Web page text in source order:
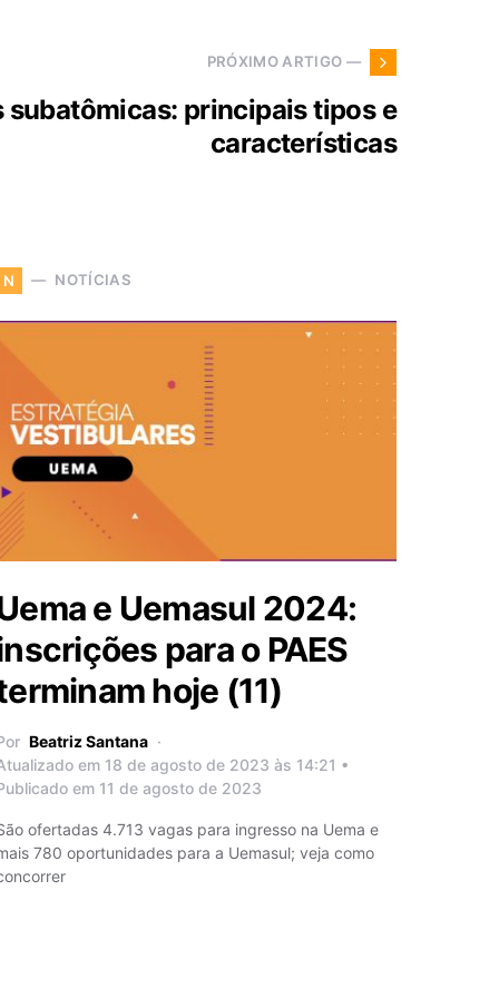
PRÓXIMO ARTIGO —
subatômicas: principais tipos e
características
N NOTÍCIAS
e Uemasul 2024:
para o PAES
hoje (11)
Beatriz Santana
em 18 de agosto de 2023 às 14:21 •
em 11 de agosto de 2023
ofertadas 4.713 vagas para ingresso na Uema e
780 oportunidades para a Uemasul; veja como